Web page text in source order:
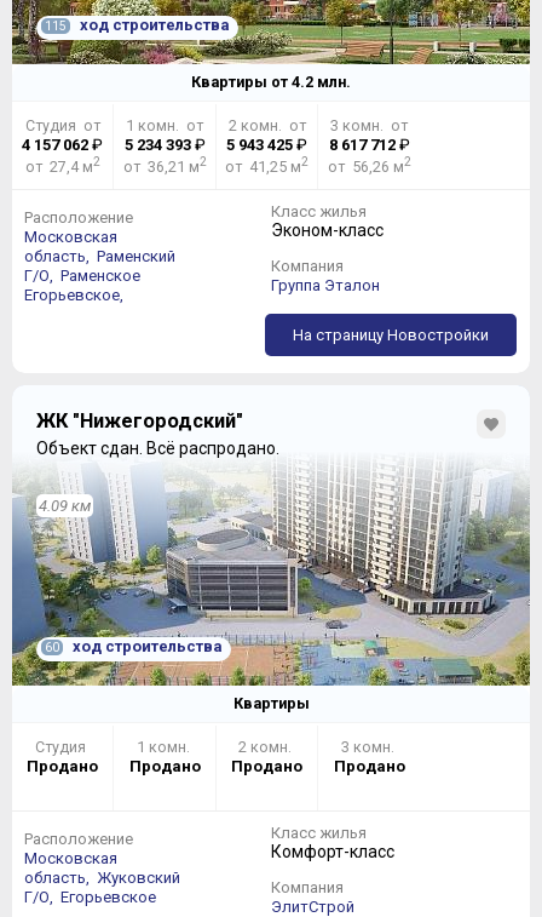
115 ход строительства
Квартиры от 4.2 млн.
Студия от
4 157 062 ₽
от 27,4 м2
1 комн. от
5 234 393₽
от 36,21 м2
2 комн. от
5 943 425 ₽
от 41,25 м2
3 комн. от
8 617 712₽
от 56,26 м2
Расположение
Московская
область,
Раменский
Г/О,
Раменское
Егорьевское,
Класс жилья
Эконом-класс
Компания
Группа Эталон
На страницу Новостройки
ЖК "Нижегородский"
Объект сдан. Всё распродано.
4.09 км
60 ход строительства
Квартиры
Студия
Продано
1 комн.
Продано
2 комн.
Продано
3 комн.
Продано
Расположение
Московская
область,
Жуковский
Г/О,
Егорьевское
Класс жилья
Комфорт-класс
Компания
ЭлитСтрой